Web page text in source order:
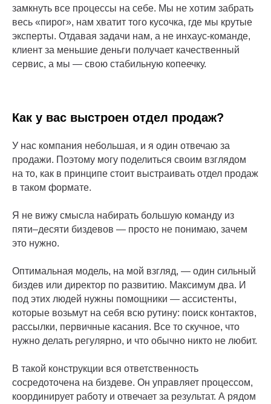
замкнуть все процессы на себе. Мы не хотим забрать
весь «пирог», нам хватит того кусочка, где мы крутые
эксперты. Отдавая задачи нам, а не инхаус-команде,
клиент за меньшие деньги получает качественный
сервис, а мы — свою стабильную копеечку.
Как у вас выстроен отдел продаж?
У нас компания небольшая, и я один отвечаю за
продажи. Поэтому могу поделиться своим взглядом
на то, как в принципе стоит выстраивать отдел продаж
в таком формате.
Я не вижу смысла набирать большую команду из
пяти–десяти биздевов — просто не понимаю, зачем
это нужно.
Оптимальная модель, на мой взгляд, — один сильный
биздев или директор по развитию. Максимум два. И
под этих людей нужны помощники — ассистенты,
которые возьмут на себя всю рутину: поиск контактов,
рассылки, первичные касания. Все то скучное, что
нужно делать регулярно, и что обычно никто не любит.
В такой конструкции вся ответственность
сосредоточена на биздеве. Он управляет процессом,
координирует работу и отвечает за результат. А рядом